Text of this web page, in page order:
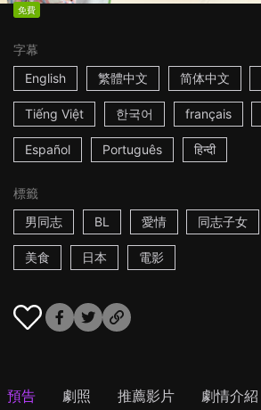
免費
字幕
English
繁體中文 简体中文
Tiếng Việt 한국어 français
Español Português हिन्दी
標籤
男同志
BL 愛情 同志子女
美食 日本 電影
預告 劇照 推薦影片 劇情介紹